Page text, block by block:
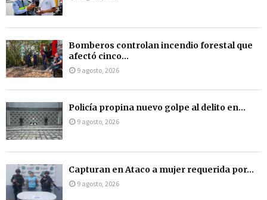
Bomberos controlan incendio forestal que
afectó cinco...
9 agosto, 2026
Policía propina nuevo golpe al delito en...
9 agosto, 2026
Capturan en Ataco a mujer requerida por...
9 agosto, 2026